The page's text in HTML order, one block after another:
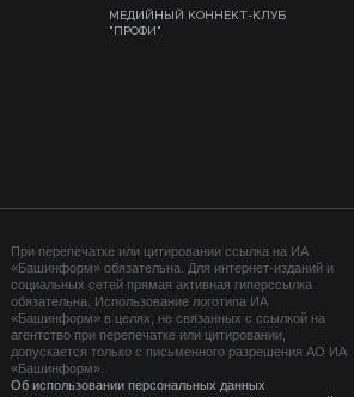
МЕДИЙНЫЙ КОННЕКТ-КЛУБ
"ПРОФИ"
При перепечатке или цитировании ссылка на ИА
«Башинформ» обязательна. Для интернет-изданий и
социальных сетей прямая активная гиперссылка
обязательна. Использование логотипа ИА
«Башинформ» в целях, не связанных с ссылкой на
агентство при перепечатке или цитировании,
допускается только с письменного разрешения АО ИА
«Башинформ».
Об использовании персональных данных